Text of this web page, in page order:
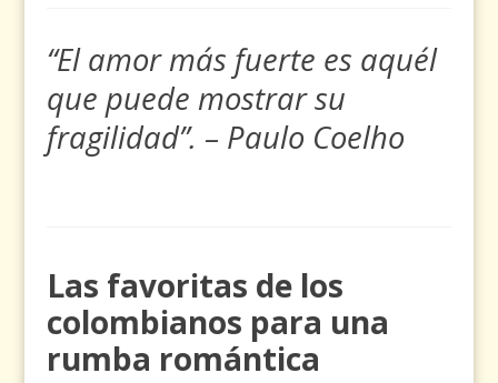
“El amor más fuerte es aquél
que puede mostrar su
fragilidad”. – Paulo Coelho
Las favoritas de los
colombianos para una
rumba romántica